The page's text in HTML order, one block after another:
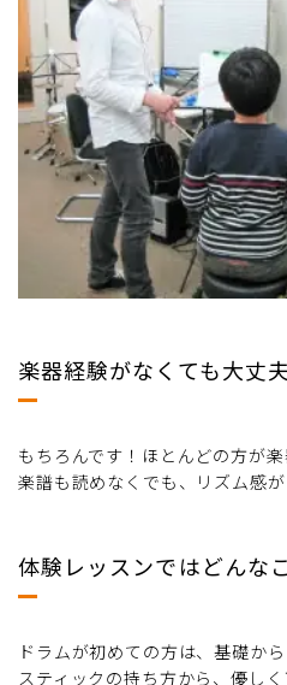
楽器経験がなくても大丈
もちろんです！ほとんどの方が楽
楽譜も読めなくでも、リズム感
体験レッスンではどんな
ドラムが初めての方は、基礎か
スティックの持ち方から、優し